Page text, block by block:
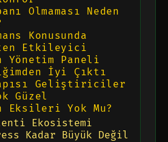
Olmaması Neden
Konusunda
Etkileyici
Yönetim Paneli
İyi Çıktı
Geliştiriciler
Güzel
Eksileri Yok Mu?
Ekosistemi
Kadar Büyük Değil